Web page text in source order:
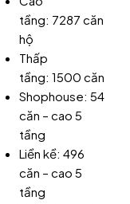
tầng: 7287 căn
hộ
Thấp
tầng: 1500 căn
Shophouse: 54
căn – cao 5
tầng
Liền kề: 496
căn – cao 5
tầng